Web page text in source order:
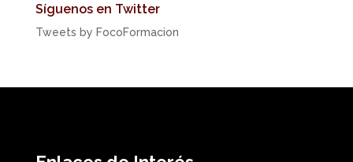
Síguenos en Twitter
Tweets by FocoFormacion